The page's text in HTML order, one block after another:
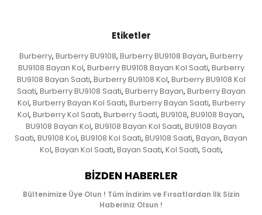
Etiketler
Burberry, Burberry BU9108, Burberry BU9108 Bayan, Burberry
BU9108 Bayan Kol, Burberry BU9108 Bayan Kol Saati, Burberry
BU9108 Bayan Saati, Burberry BU9108 Kol, Burberry BU9108 Kol
Saati, Burberry BU9108 Saati, Burberry Bayan, Burberry Bayan
Kol, Burberry Bayan Kol Saati, Burberry Bayan Saati, Burberry
Kol, Burberry Kol Saati, Burberry Saati, BU9108, BU9108 Bayan,
BU9108 Bayan Kol, BU9108 Bayan Kol Saati, BU9108 Bayan
Saati, BU9108 Kol, BU9108 Kol Saati, BU9108 Saati, Bayan, Bayan
Kol, Bayan Kol Saati, Bayan Saati, Kol Saati, Saati,
BIZDEN HABERLER
Bültenimize Üye Olun ! Tüm İndirim ve Fırsatlardan İlk Sizin
Haberiniz Olsun !